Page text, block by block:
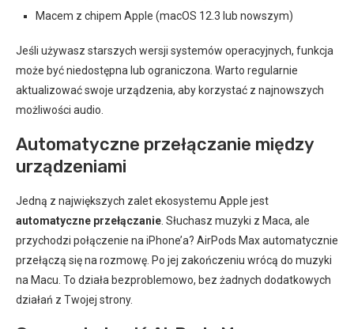
Macem z chipem Apple (macOS 12.3 lub nowszym)
Jeśli używasz starszych wersji systemów operacyjnych, funkcja
może być niedostępna lub ograniczona. Warto regularnie
aktualizować swoje urządzenia, aby korzystać z najnowszych
możliwości audio.
Automatyczne przełączanie między
urządzeniami
Jedną z największych zalet ekosystemu Apple jest
automatyczne przełączanie . Słuchasz muzyki z Maca, ale
przychodzi połączenie na iPhone’a? AirPods Max automatycznie
przełączą się na rozmowę. Po jej zakończeniu wrócą do muzyki
na Macu. To działa bezproblemowo, bez żadnych dodatkowych
działań z Twojej strony.